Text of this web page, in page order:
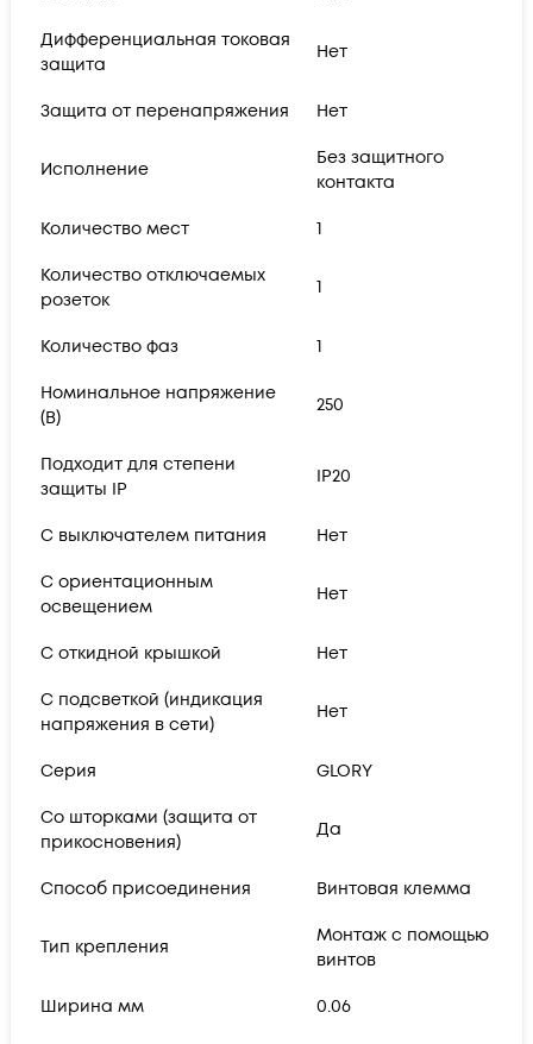
Дифференциальная токовая
защита
Нет
Защита от перенапряжения Нет
Исполнение
Без защитного
контакта
Количество мест 1
Количество отключаемых
розеток
1
Количество фаз 1
Номинальное напряжение
(В)
250
Подходит для степени
защиты IP
IP20
С выключателем питания Нет
С ориентационным
освещением
Нет
С откидной крышкой Нет
С подсветкой (индикация
напряжения в сети)
Нет
Серия GLORY
Со шторками (защита от
прикосновения)
Да
Способ присоединения Винтовая клемма
Тип крепления
Монтаж с помощью
винтов
Ширина мм 0.06